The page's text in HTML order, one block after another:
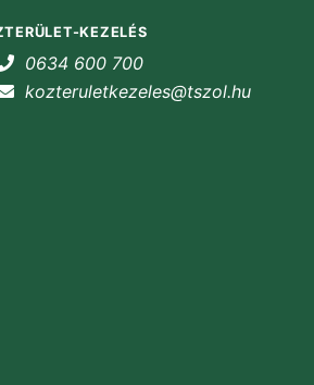
KEZELÉS
0634 600 700
kozteruletkezeles@tszol.hu